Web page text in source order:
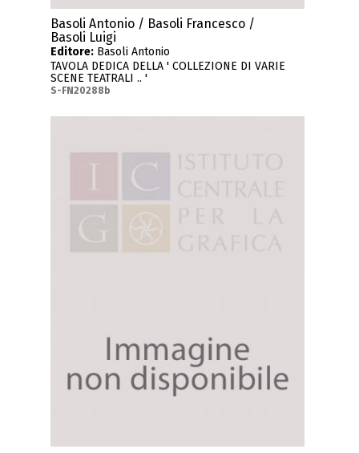
Basoli Antonio / Basoli Francesco /
Basoli Luigi
Editore: Basoli Antonio
TAVOLA DEDICA DELLA ' COLLEZIONE DI VARIE
SCENE TEATRALI .. '
S-FN20288b